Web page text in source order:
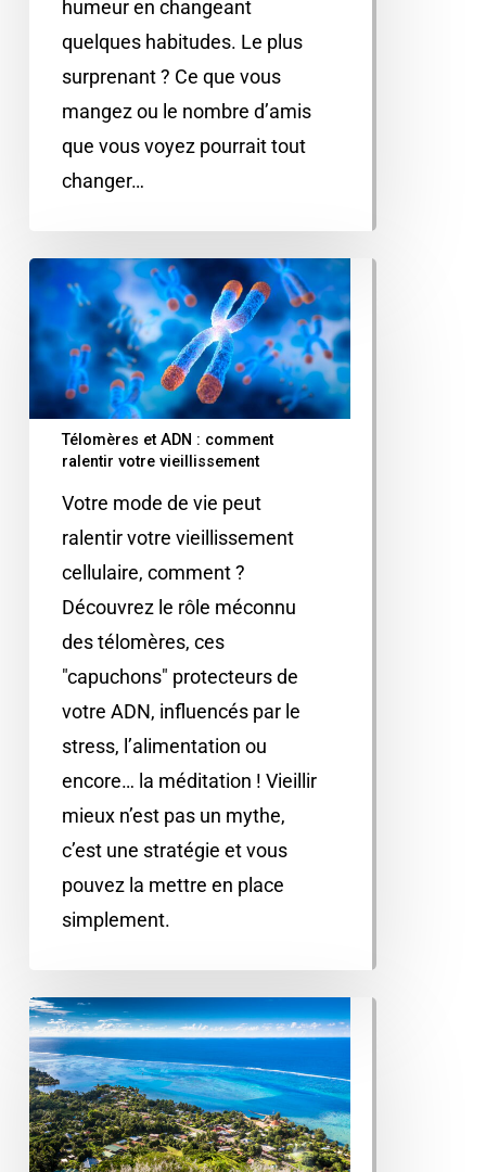
humeur en changeant
quelques habitudes. Le plus
surprenant ? Ce que vous
mangez ou le nombre d’amis
que vous voyez pourrait tout
changer…
Télomères et ADN : comment
ralentir votre vieillissement
Votre mode de vie peut
ralentir votre vieillissement
cellulaire, comment ?
Découvrez le rôle méconnu
des télomères, ces
"capuchons" protecteurs de
votre ADN, influencés par le
stress, l’alimentation ou
encore… la méditation ! Vieillir
mieux n’est pas un mythe,
c’est une stratégie et vous
pouvez la mettre en place
simplement.